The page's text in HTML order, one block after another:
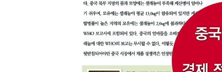
믿을 수 있는 상품이 필요하다
-모조품으로 몸살을 앓는 한국 중소기업
-중국에 부는 한국산 열풍
환경 문제는 기회다